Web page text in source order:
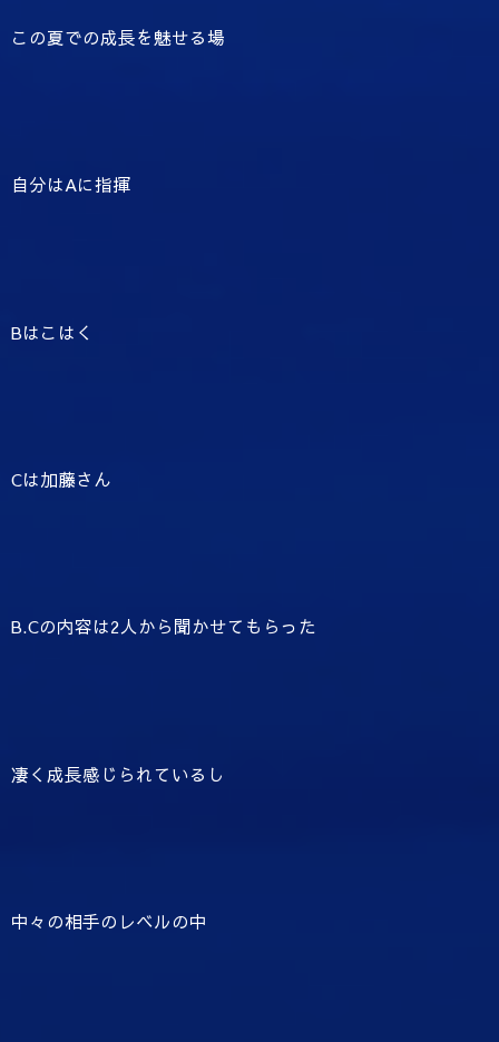
この夏での成長を魅せる場
自分はAに指揮
Bはこはく
Cは加藤さん
B.Cの内容は2人から聞かせてもらった
凄く成長感じられているし
中々の相手のレベルの中